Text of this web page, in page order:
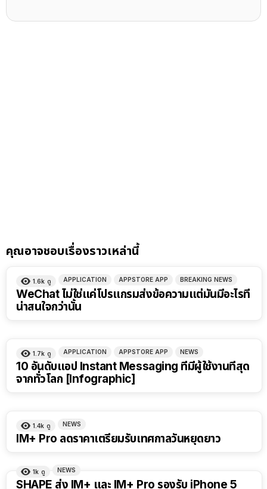
คุณอาจชอบเรื่องราวเหล่านี้
1.6k ดู APPLICATION APPSTORE APP BREAKING NEWS
WeChat ไม่ใช่แค่โปรแกรมส่งข้อความแต่มันมีอะไรที่
น่าสนใจกว่านั้น
1.7k ดู APPLICATION APPSTORE APP NEWS
10 อันดับแอป Instant Messaging ที่มีผู้ใช้งานที่สุด
จากทั่วโลก [Infographic]
1.4k ดู NEWS
IM+ Pro ลดราคาเตรียมรับเทศกาลวันหยุดยาว
1k ดู NEWS
SHAPE ส่ง IM+ และ IM+ Pro รองรับ iPhone 5